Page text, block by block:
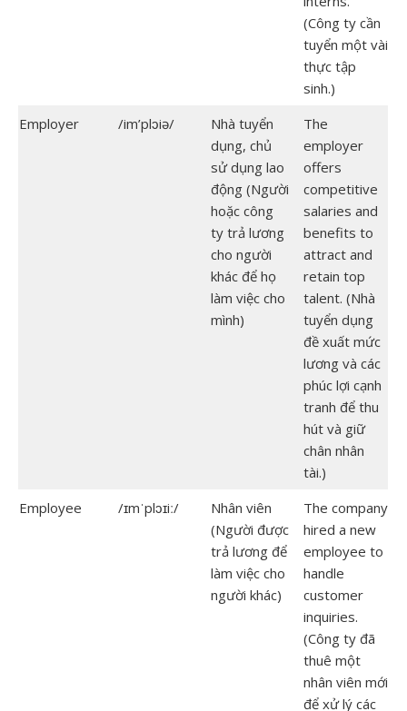
(Công ty cần
tuyển một vài
thực tập
sinh.)
Employer
/im’plɔiə/
Nhà tuyển
dụng, chủ
sử dụng lao
động (Người
hoặc công
ty trả lương
cho người
khác để họ
làm việc cho
mình)
The
employer
offers
competitive
salaries and
benefits to
attract and
retain top
talent. (Nhà
tuyển dụng
đề xuất mức
lương và các
phúc lợi cạnh
tranh để thu
hút và giữ
chân nhân
tài.)
Employee
/ɪmˈplɔɪiː/
Nhân viên
(Người được
trả lương để
làm việc cho
người khác)
The company
hired a new
employee to
handle
customer
inquiries.
(Công ty đã
thuê một
nhân viên mới
để xử lý các